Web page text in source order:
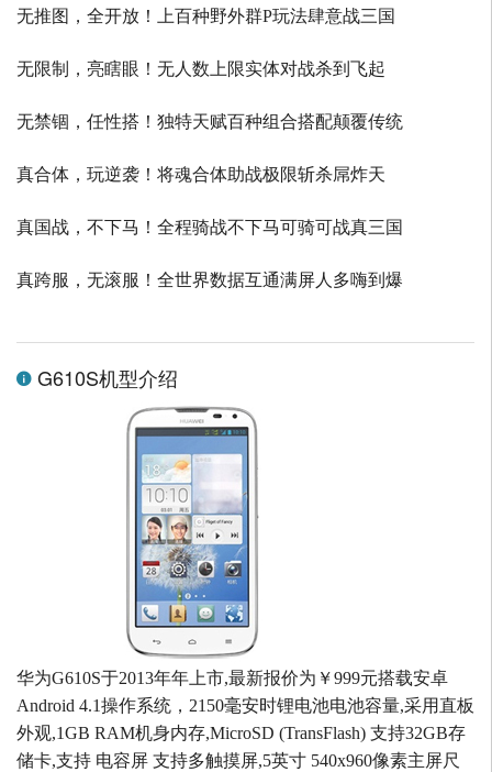
无推图，全开放！上百种野外群P玩法肆意战三国
无限制，亮瞎眼！无人数上限实体对战杀到飞起
无禁锢，任性搭！独特天赋百种组合搭配颠覆传统
真合体，玩逆袭！将魂合体助战极限斩杀屌炸天
真国战，不下马！全程骑战不下马可骑可战真三国
真跨服，无滚服！全世界数据互通满屏人多嗨到爆
G610S机型介绍
华为G610S于2013年年上市,最新报价为￥999元搭载安卓
Android 4.1操作系统，2150毫安时锂电池电池容量,采用直板
外观,1GB RAM机身内存,MicroSD (TransFlash) 支持32GB存
储卡,支持 电容屏 支持多触摸屏,5英寸 540x960像素主屏尺